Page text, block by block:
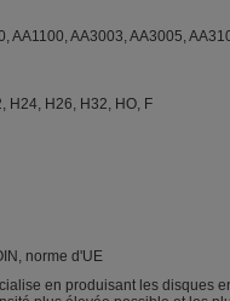
AA1100, AA3003, AA3005,
H24, H26, H32, HO, F
norme d'UE
en produisant les disques